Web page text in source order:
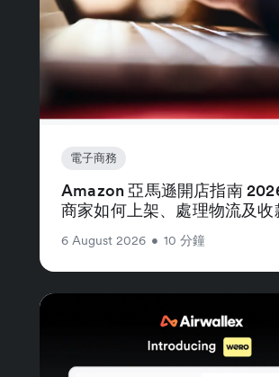
電子商務
Amazon 亞馬遜開店指南
商家如何上架、處理物流及收
6 August 2026 • 10 分鐘